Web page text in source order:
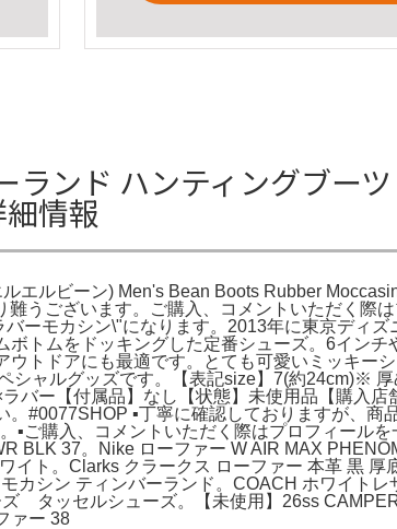
ンド ハンティングブー
情報
エルビーン) Men's Bean Boots Rubber
うございます。ご購入、コメントいただく際
ーモカシン\"になります。2013年に東京ディズ
トムをドッキングした定番シューズ。6イン
トドアにも最適です。とても可愛いミッキー
シャルグッズです。【表記size】7(約24cm)※
バー【付属品】なし【状態】未使用品【購入
#0077SHOP ▪️丁寧に確認しておりますが、商
▪️ご購入、コメントいただく際はプロフィール
BLK 37。Nike ローファー W AIR MAX
ト。Clarks クラークス ローファー 本革 黒 厚
カシン ティンバーランド。COACH ホワイトレ
タッセルシューズ。【未使用】26ss
ァー 38